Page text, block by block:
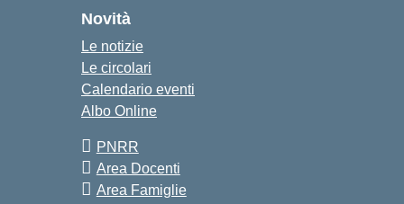
Novità
Le notizie
Le circolari
Calendario eventi
Albo Online
PNRR
Area Docenti
Area Famiglie